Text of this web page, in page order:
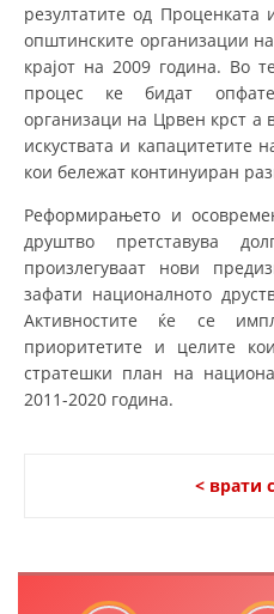
СТРУКТУРА И
MЕЃУНАРОДНО
УПОТРЕБА И
СОЦИЈАЛНО
ПОДГОТВЕНОСТ И
ИСТРАЖУВАЊЕ
резултатите од
општинските организации
крајот на 2009 година. Во
процес ке бидат
организаци на Црвен крст а
искуствата и капацитетите
кои бележат континуиран
Реформирањето и
друштво претставува
произлегуваат нови
зафати националното
Активностите ќе се
приоритетите и целите
стратешки план на
2011-2020 година.
< врати